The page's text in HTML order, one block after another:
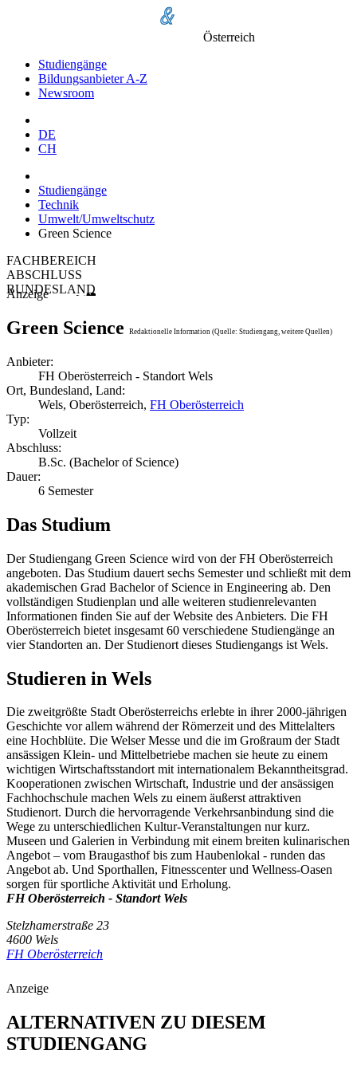
Österreich
Studiengänge
Bildungsanbieter A-Z
Newsroom
DE
CH
Studiengänge
Technik
Umwelt/Umweltschutz
Green Science
FACHBEREICH
ABSCHLUSS
BUNDESLAND
Anzeige
Green Science Redaktionelle Information (Quelle: Studiengang, weitere Quellen)
Anbieter:
FH Oberösterreich - Standort Wels
Ort, Bundesland, Land:
Wels, Oberösterreich, FH Oberösterreich
Typ:
Vollzeit
Abschluss:
B.Sc. (Bachelor of Science)
Dauer:
6 Semester
Das Studium
Der Studiengang Green Science wird von der FH Oberösterreich
angeboten. Das Studium dauert sechs Semester und schließt mit dem
akademischen Grad Bachelor of Science in Engineering ab. Den
vollständigen Studienplan und alle weiteren studienrelevanten
Informationen finden Sie auf der Website des Anbieters. Die FH
Oberösterreich bietet insgesamt 60 verschiedene Studiengänge an
vier Standorten an. Der Studienort dieses Studiengangs ist Wels.
Studieren in Wels
Die zweitgrößte Stadt Oberösterreichs erlebte in ihrer 2000-jährigen
Geschichte vor allem während der Römerzeit und des Mittelalters
eine Hochblüte. Die Welser Messe und die im Großraum der Stadt
ansässigen Klein- und Mittelbetriebe machen sie heute zu einem
wichtigen Wirtschaftsstandort mit internationalem Bekanntheitsgrad.
Kooperationen zwischen Wirtschaft, Industrie und der ansässigen
Fachhochschule machen Wels zu einem äußerst attraktiven
Studienort. Durch die hervorragende Verkehrsanbindung sind die
Wege zu unterschiedlichen Kultur-Veranstaltungen nur kurz.
Museen und Galerien in Verbindung mit einem breiten kulinarischen
Angebot – vom Braugasthof bis zum Haubenlokal - runden das
Angebot ab. Und Sporthallen, Fitnesscenter und Wellness-Oasen
sorgen für sportliche Aktivität und Erholung.
FH Oberösterreich - Standort Wels
Stelzhamerstraße 23
4600 Wels
FH Oberösterreich
Anzeige
ALTERNATIVEN ZU DIESEM
STUDIENGANG